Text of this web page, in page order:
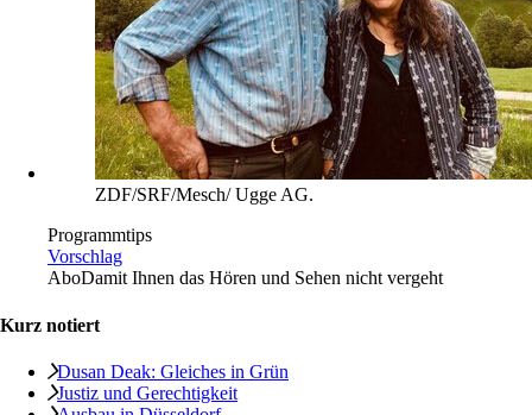
ZDF/SRF/Mesch/ Ugge AG.
Programmtips
Vorschlag
AboDamit Ihnen das Hören und Sehen nicht vergeht
Kurz notiert
Dusan Deak: Gleiches in Grün
Justiz und Gerechtigkeit